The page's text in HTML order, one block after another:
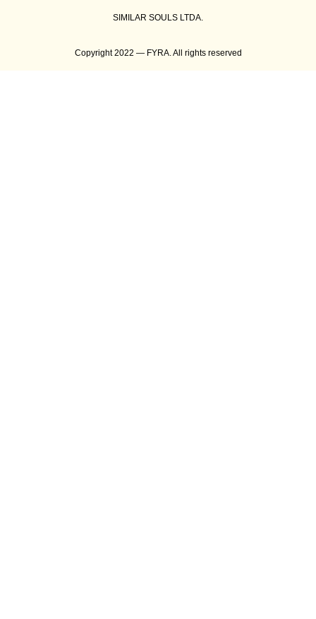
SIMILAR SOULS LTDA.
Copyright 2022 — FYRA. All rights reserved